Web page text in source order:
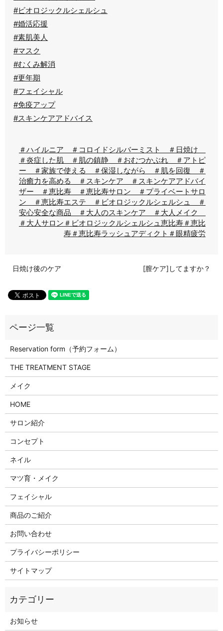
#ビオロジックルシェルシュ
#婚活応援
#素肌美人
#マスク
#むくみ解消
#更年期
#フェイシャル
#免疫アップ
#スキンケアアドバイス
＃ハイルニア ＃コロイドシルバーミスト ＃日焼け
＃炎症した肌 ＃肌の鎮静 ＃おむつかぶれ ＃アトピ
ー ＃家族で使える ＃保湿しながら ＃肌を回復 ＃
治癒力を高める ＃スキンケア ＃スキンケアアドバイ
ザー ＃恵比寿 ＃恵比寿サロン ＃プライベートサロ
ン ＃恵比寿エステ ＃ビオロジックルシェルシュ ＃
安心安全な商品 ＃大人のスキンケア ＃大人メイク
＃大人サロン ＃ビオロジックルシェルシュ恵比寿＃恵比
寿＃恵比寿ラッシュアディクト ＃眼精疲労
日焼け後のケア [膣ケア]してますか？
Reservation form（予約フォーム）
THE TREATMENT STAGE
メイク
HOME
サロン紹介
コンセプト
ネイル
マツ育・メイク
フェイシャル
商品のご紹介
お問い合わせ
プライバシーポリシー
サイトマップ
お知らせ